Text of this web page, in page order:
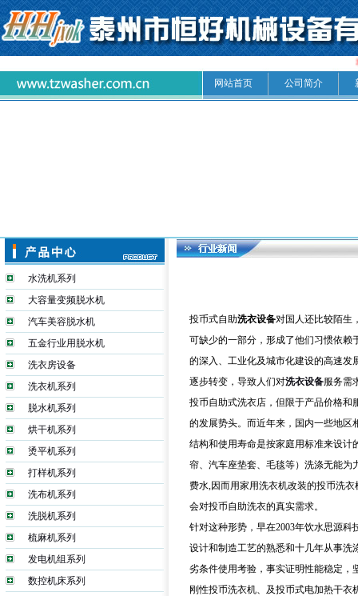
网站首页
公司简介
水洗机系列
大容量变频脱水机
汽车美容脱水机
五金行业用脱水机
洗衣房设备
洗衣机系列
脱水机系列
烘干机系列
烫平机系列
打样机系列
洗布机系列
洗脱机系列
梳麻机系列
发电机组系列
数控机床系列
投币式自助洗衣设备对国人还比较陌生
可缺少的一部分，形成了他们习惯依赖
的深入、工业化及城市化建设的高速发
逐步转变，导致人们对洗衣设备服务需
投币自助式洗衣店，但限于产品价格和
的发展势头。而近年来，国内一些地区
结构和使用寿命是按家庭用标准来设计
帘、汽车座垫套、毛毯等）洗涤无能为
费水,因而用家用洗衣机改装的投币洗
会对投币自助洗衣的真实需求。
针对这种形势，早在2003年饮水思源
设计和制造工艺的熟悉和十几年从事洗
劣条件使用考验，事实证明性能稳定，
刚性投币洗衣机、及投币式电加热干衣